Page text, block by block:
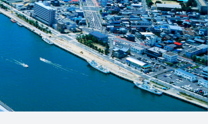
ービス AIカメラ
動画配信サービス
〒950-1189
新潟県新潟市西区山田2310-39
営業時間 9:00～18:00